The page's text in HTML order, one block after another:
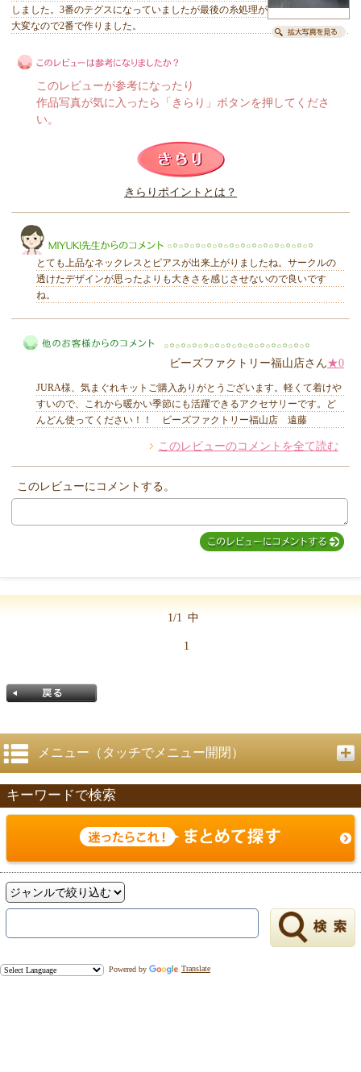
しました。3番のテグスになっていましたが最後の糸処理が
大変なので2番で作りました。
このレビューは参考になりましたか？
このレビューが参考になったり
作品写真が気に入ったら「きらり」ボタンを押してくださ
い。
きらりポイントとは？
MIYUKI先生からのコメント
とても上品なネックレスとピアスが出来上がりましたね。サークルの
透けたデザインが思ったよりも大きさを感じさせないので良いです
ね。
他のお客様からのコメント
ビーズファクトリー福山店さん★0
JURA様、気まぐれキットご購入ありがとうございます。軽くて着けや
すいので、これから暖かい季節にも活躍できるアクセサリーです。ど
んどん使ってください！！ ビーズファクトリー福山店 遠藤
このレビューのコメントを全て読む
このレビューにコメントする。
1/1 中
1
戻る
メニュー（タッチでメニュー開閉）
キーワードで検索
Powered by Translate